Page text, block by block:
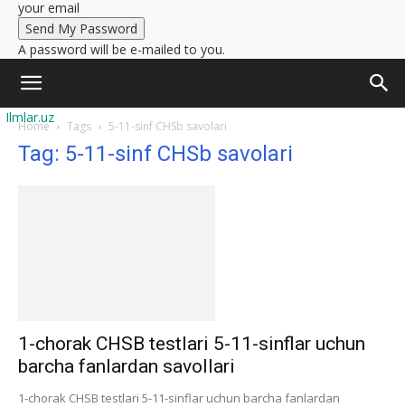
your email
A password will be e-mailed to you.
Ilmlar.uz
Home Tags 5-11-sinf CHSb savolari
Tag: 5-11-sinf CHSb savolari
1-chorak CHSB testlari 5-11-sinflar uchun
barcha fanlardan savollari
1-chorak CHSB testlari 5-11-sinflar uchun barcha fanlardan